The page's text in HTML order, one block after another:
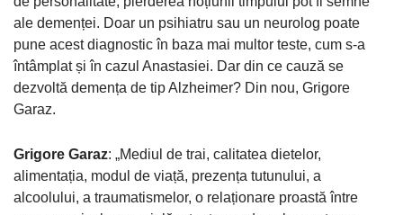
ale demenței. Doar un psihiatru sau un neurolog poate
pune acest diagnostic în baza mai multor teste, cum s-a
întâmplat și în cazul Anastasiei. Dar din ce cauză se
dezvoltă demența de tip Alzheimer? Din nou, Grigore
Garaz.
Grigore Garaz: „Mediul de trai, calitatea dietelor,
alimentația, modul de viață, prezența tutunului, a
alcoolului, a traumatismelor, o relaționare proastă între